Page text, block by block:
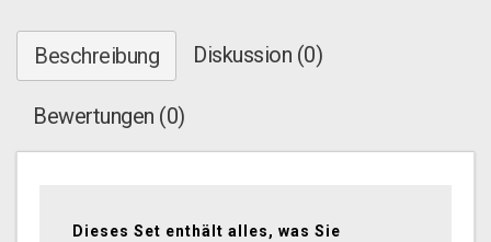
Beschreibung Diskussion (0)
Bewertungen (0)
Dieses Set enthält alles, was Sie